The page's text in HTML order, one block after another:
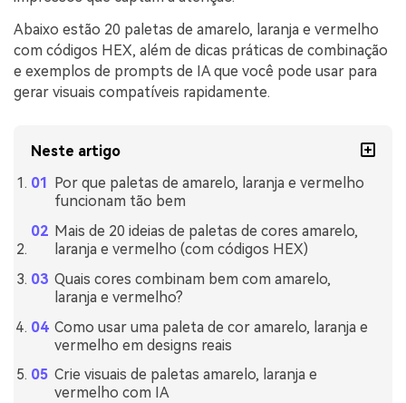
Abaixo estão 20 paletas de amarelo, laranja e vermelho
com códigos HEX, além de dicas práticas de combinação
e exemplos de prompts de IA que você pode usar para
gerar visuais compatíveis rapidamente.
Neste artigo
Por que paletas de amarelo, laranja e vermelho
funcionam tão bem
Mais de 20 ideias de paletas de cores amarelo,
laranja e vermelho (com códigos HEX)
Quais cores combinam bem com amarelo,
laranja e vermelho?
Como usar uma paleta de cor amarelo, laranja e
vermelho em designs reais
Crie visuais de paletas amarelo, laranja e
vermelho com IA